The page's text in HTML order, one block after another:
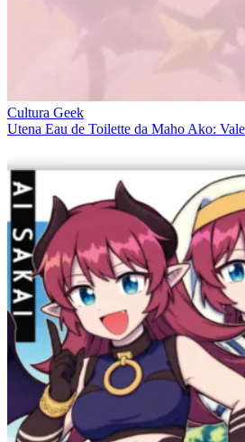
Cultura Geek
Utena Eau de Toilette da Maho Ako: